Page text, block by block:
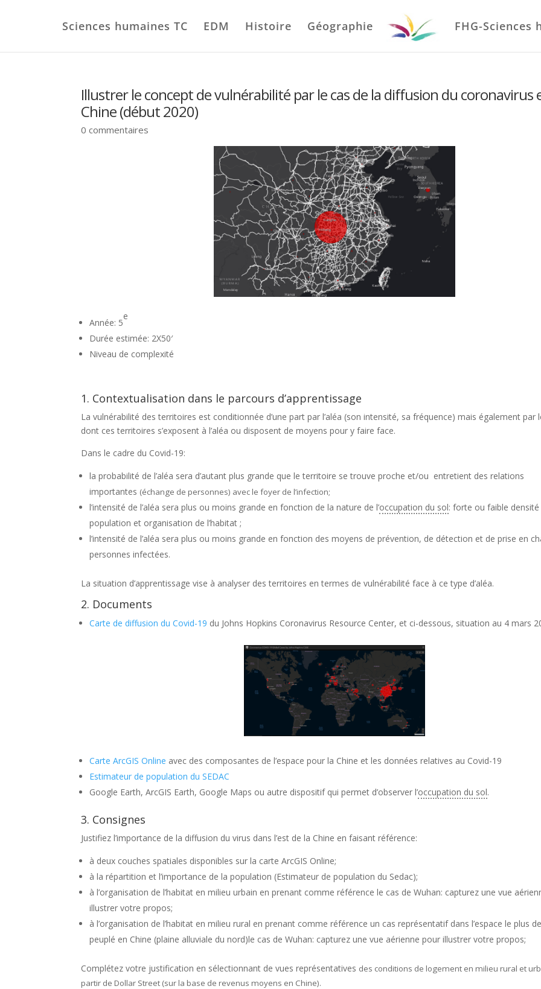
Sciences humaines TC EDM Histoire Géographie FHG-Sciences
Illustrer le concept de vulnérabilité par le cas de la diffusion du coronavirus
Chine (début 2020)
0 commentaires
Année: 5
e
Durée estimée: 2X50′
Niveau de complexité
1. Contextualisation dans le parcours d’apprentissage
La vulnérabilité des territoires est conditionnée d’une part par l’aléa (son intensité, sa fréquence) mais également par
dont ces territoires s’exposent à l’aléa ou disposent de moyens pour y faire face.
Dans le cadre du Covid-19:
la probabilité de l’aléa sera d’autant plus grande que le territoire se trouve proche et/ou entretient des relations
importantes (échange de personnes) avec le foyer de l’infection;
l’intensité de l’aléa sera plus ou moins grande en fonction de la nature de l’occupation du sol: forte ou faible
population et organisation de l’habitat ;
l’intensité de l’aléa sera plus ou moins grande en fonction des moyens de prévention, de détection et de prise en
personnes infectées.
La situation d’apprentissage vise à analyser des territoires en termes de vulnérabilité face à ce type d’aléa.
2. Documents
Carte de diffusion du Covid-19 du Johns Hopkins Coronavirus Resource Center, et ci-dessous, situation au 4 mars
Carte ArcGIS Online avec des composantes de l’espace pour la Chine et les données relatives au Covid-19
Estimateur de population du SEDAC
Google Earth, ArcGIS Earth, Google Maps ou autre dispositif qui permet d’observer l’occupation du sol.
3. Consignes
Justifiez l’importance de la diffusion du virus dans l’est de la Chine en faisant référence:
à deux couches spatiales disponibles sur la carte ArcGIS Online;
à la répartition et l’importance de la population (Estimateur de population du Sedac);
à l’organisation de l’habitat en milieu urbain en prenant comme référence le cas de Wuhan: capturez une vue
illustrer votre propos;
à l’organisation de l’habitat en milieu rural en prenant comme référence un cas représentatif dans l’espace le plus
peuplé en Chine (plaine alluviale du nord)le cas de Wuhan: capturez une vue aérienne pour illustrer votre propos;
Complétez votre justification en sélectionnant de vues représentatives des conditions de logement en milieu rural et
partir de Dollar Street (sur la base de revenus moyens en Chine).